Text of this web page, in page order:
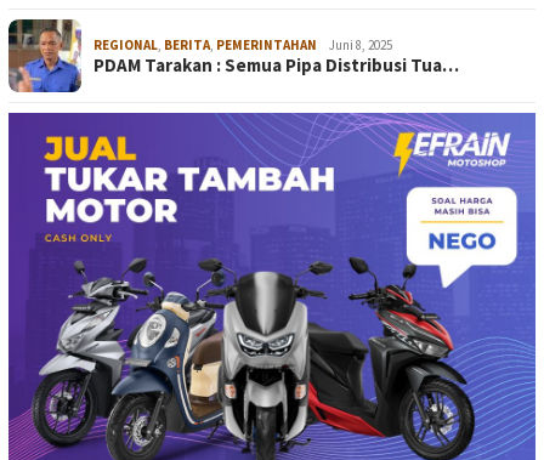
REGIONAL BERITA PEMERINTAHAN Juni 8, 2025
PDAM Tarakan : Semua Pipa Distribusi Tua…